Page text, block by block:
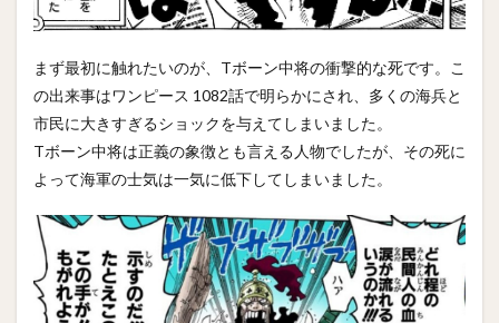
まず最初に触れたいのが、Tボーン中将の衝撃的な死です。こ
の出来事はワンピース 1082話で明らかにされ、多くの海兵と
市民に大きすぎるショックを与えてしまいました。
Tボーン中将は正義の象徴とも言える人物でしたが、その死に
よって海軍の士気は一気に低下してしまいました。